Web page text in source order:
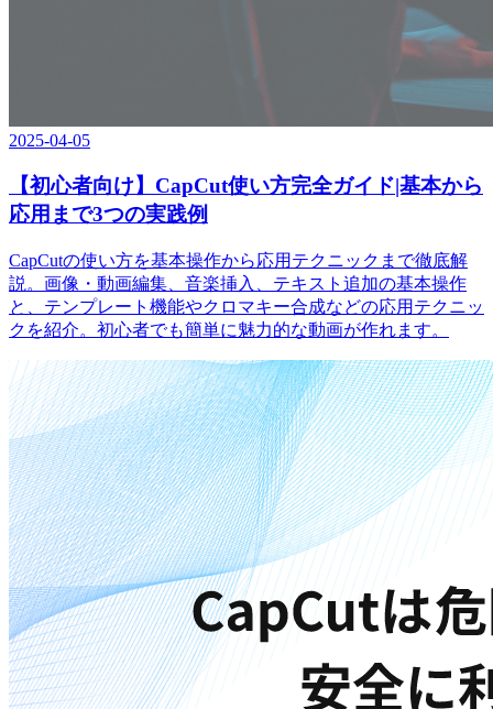
2025-04-05
【初心者向け】CapCut使い方完全ガイド|基本から
応用まで3つの実践例
CapCutの使い方を基本操作から応用テクニックまで徹底解
説。画像・動画編集、音楽挿入、テキスト追加の基本操作
と、テンプレート機能やクロマキー合成などの応用テクニッ
クを紹介。初心者でも簡単に魅力的な動画が作れます。